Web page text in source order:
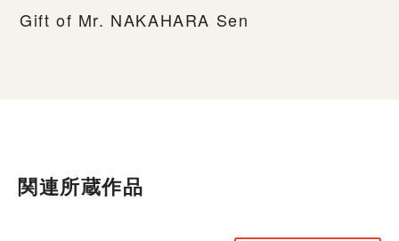
Gift of Mr. NAKAHARA Sen
関連所蔵作品